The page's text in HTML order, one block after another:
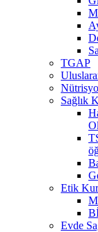
TGAP
Sağlık
Etik
Evde